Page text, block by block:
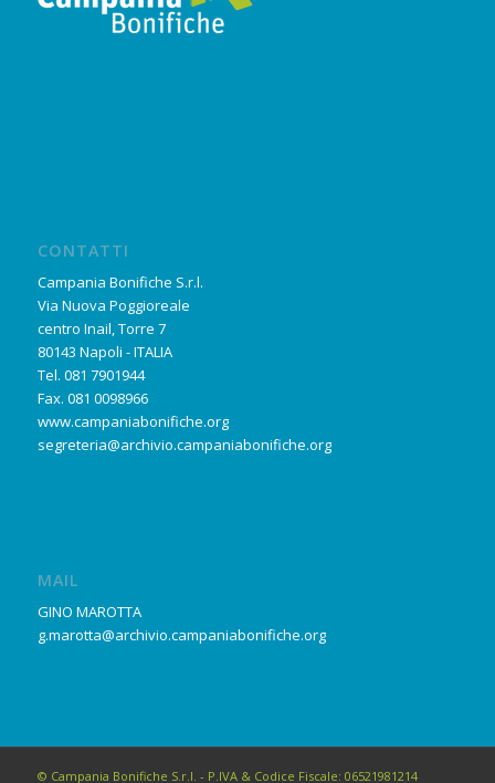
CONTATTI
Campania Bonifiche S.r.l.
Via Nuova Poggioreale
centro Inail, Torre 7
80143 Napoli - ITALIA
Tel. 081 7901944
Fax. 081 0098966
www.campaniabonifiche.org
segreteria@archivio.campaniabonifiche.org
MAIL
GINO MAROTTA
g.marotta@archivio.campaniabonifiche.org
© Campania Bonifiche S.r.l. - P.IVA & Codice Fiscale: 06521981214